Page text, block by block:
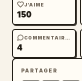
J’AIME
150
COMMENTAIRES
4
PARTAGER